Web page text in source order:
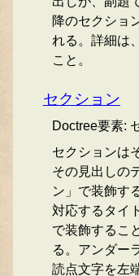
降のセクショ
れる。詳細は
こと。
セクション
Doctree要素:
セクションは
その見出しの
ン」で装飾す
対応するタイ
で装飾するこ
る。アンダー
読点文字を左